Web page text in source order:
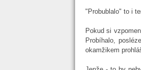
"Probublalo" to i
Pokud si
Probíhalo,
okamžikem